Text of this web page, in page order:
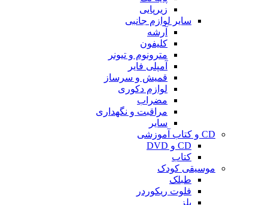
زیرپایی
سایر لوازم جانبی
آرشه
کلیفون
مترونوم و تیونر
آمپلی فایر
قمیش و سرساز
لوازم دکوری
مضراب
مراقبت و نگهداری
سایر
CD و کتاب آموزشی
CD و DVD
کتاب
موسیقی کودک
طبلک
فلوت ریکوردر
بلز